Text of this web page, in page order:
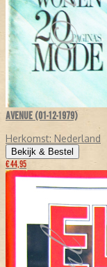
AVENUE (01-12-1979)
Herkomst: Nederland
Bekijk & Bestel
€ 44,95